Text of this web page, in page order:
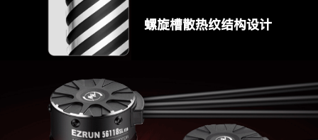
螺旋槽散热纹结构设计